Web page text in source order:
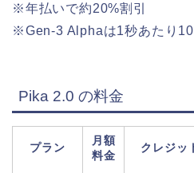
※年払いで約20%割引
※Gen-3 Alphaは1秒あたり
Pika 2.0 の料金
プラン
月額
料金
クレジッ